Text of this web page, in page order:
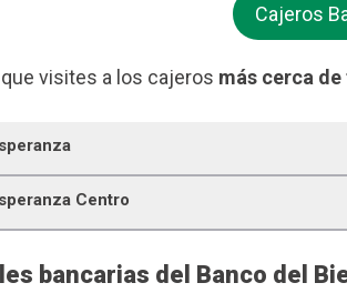
Cajeros
visites a los cajeros más cerca
Centro
bancarias del Banco del